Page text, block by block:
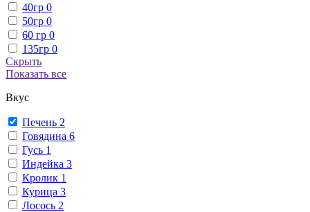
40гр 0
50гр 0
60 гр 0
135гр 0
Скрыть
Показать все
Вкус
Печень 2
Говядина 6
Гусь 1
Индейка 3
Кролик 1
Курица 3
Лосось 2